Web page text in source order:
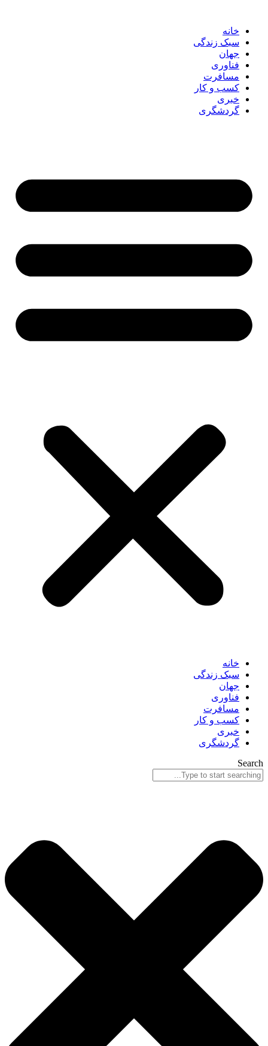
محتوا
خانه
سبک زندگی
جهان
فناوری
مسافرت
کسب و کار
خبری
گردشگری
خانه
سبک زندگی
جهان
فناوری
مسافرت
کسب و کار
خبری
گردشگری
Search